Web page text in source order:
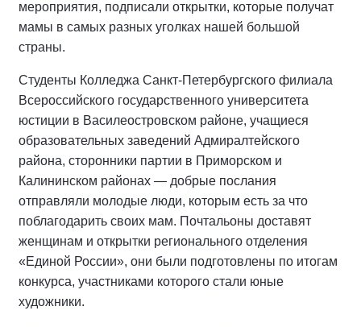
мероприятия, подписали открытки, которые получат
мамы в самых разных уголках нашей большой
страны.
Студенты Колледжа Санкт-Петербургского филиала
Всероссийского государственного университета
юстиции в Василеостровском районе, учащиеся
образовательных заведений Адмиралтейского
района, сторонники партии в Приморском и
Калининском районах — добрые послания
отправляли молодые люди, которым есть за что
поблагодарить своих мам. Почтальоны доставят
женщинам и открытки регионального отделения
«Единой России», они были подготовлены по итогам
конкурса, участниками которого стали юные
художники.